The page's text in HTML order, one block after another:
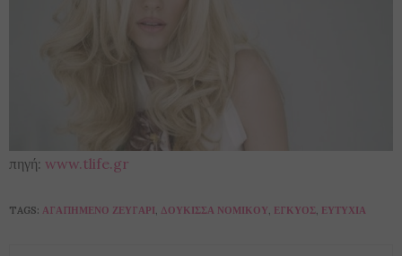
πηγή: www.tlife.gr
TAGS: ΑΓΑΠΗΜΈΝΟ ΖΕΥΓΆΡΙ, ΔΟΎΚΙΣΣΑ ΝΟΜΙΚΟΎ, ΈΓΚΥΟΣ, ΕΥΤΥΧΊΑ